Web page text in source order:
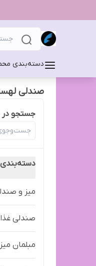
دسته‌بندی
صندلی
جستجو در
دسته‌بندی
ميز و
صندلی
مبلمان